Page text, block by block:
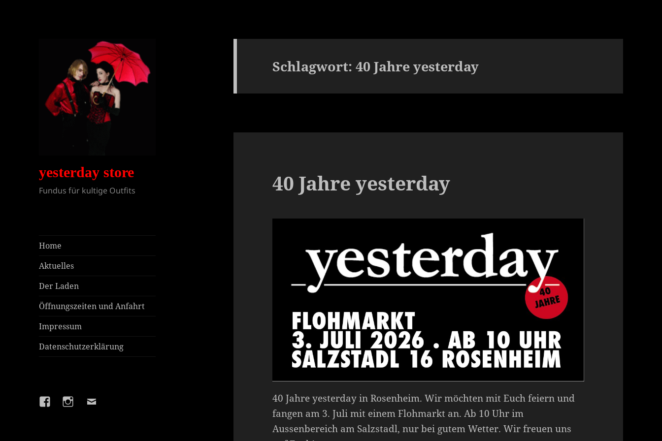
yesterday store
Fundus für kultige Outfits
Home
Aktuelles
Der Laden
Öffnungszeiten und Anfahrt
Impressum
Datenschutzerklärung
FacebookInstagram
E-
Schlagwort:40 Jahre yesterday
40 Jahre yesterday
40 Jahre yesterday in Rosenheim. Wir möchten mit Euch feiern und
fangen am 3. Juli mit einem Flohmarkt an. Ab 10 Uhr im
Aussenbereich am Salzstadl, nur bei gutem Wetter. Wir freuen uns